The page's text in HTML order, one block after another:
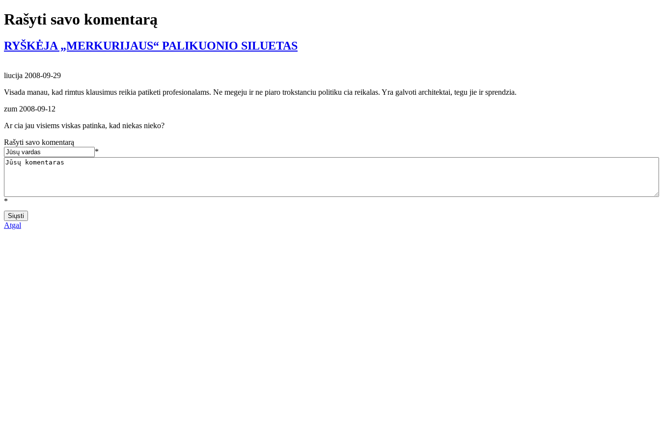
Rašyti savo komentarą
RYŠKĖJA „MERKURIJAUS“ PALIKUONIO SILUETAS
liucija 2008-09-29
Visada manau, kad rimtus klausimus reikia patiketi profesionalams. Ne megeju ir ne piaro trokstanciu politiku cia reikalas. Yra galvoti architektai, tegu jie ir sprendzia.
zum 2008-09-12
Ar cia jau visiems viskas patinka, kad niekas nieko?
Rašyti savo komentarą
*
*
Atgal